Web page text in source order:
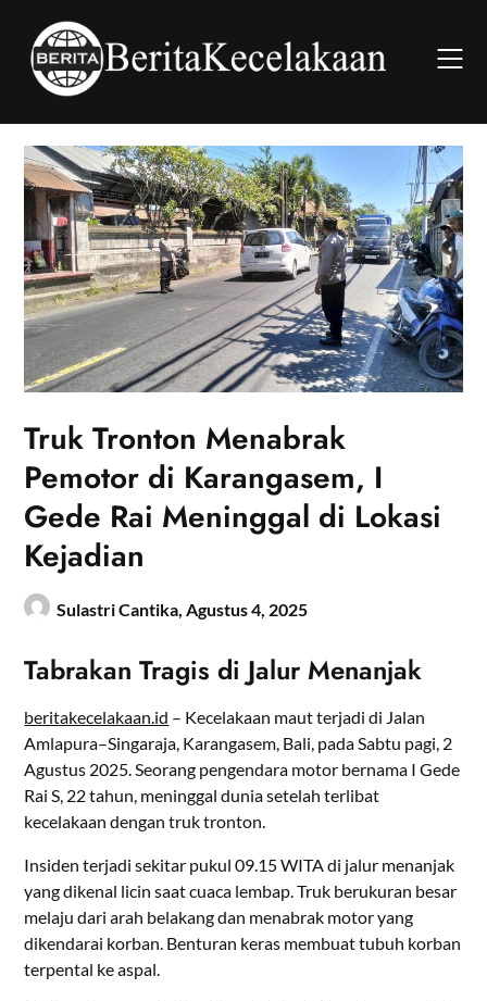
content
Truk Tronton Menabrak
Pemotor di Karangasem, I
Gede Rai Meninggal di Lokasi
Kejadian
Sulastri Cantika,Agustus 4, 2025
Tabrakan Tragis di Jalur Menanjak
beritakecelakaan.id – Kecelakaan maut terjadi di Jalan
Amlapura–Singaraja, Karangasem, Bali, pada Sabtu pagi, 2
Agustus 2025. Seorang pengendara motor bernama I Gede
Rai S, 22 tahun, meninggal dunia setelah terlibat
kecelakaan dengan truk tronton.
Insiden terjadi sekitar pukul 09.15 WITA di jalur menanjak
yang dikenal licin saat cuaca lembap. Truk berukuran besar
melaju dari arah belakang dan menabrak motor yang
dikendarai korban. Benturan keras membuat tubuh korban
terpental ke aspal.